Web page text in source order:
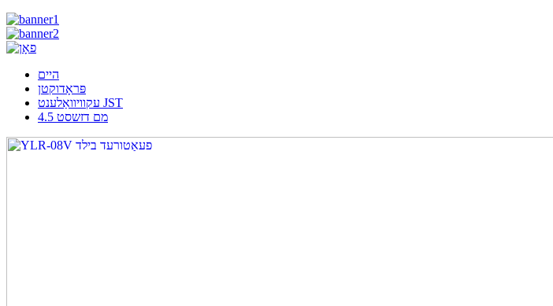
היים
פּראָדוקטן
עקוויוואַלענט JST
4.5 מם דזשסט